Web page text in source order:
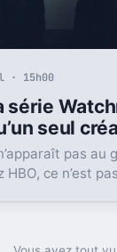
· 15h00
série
seul
pas au
HBO, ce n’est